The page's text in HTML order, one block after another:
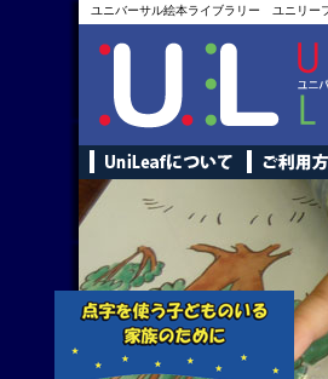
ユニバーサル絵本ライブラリー ユニリー